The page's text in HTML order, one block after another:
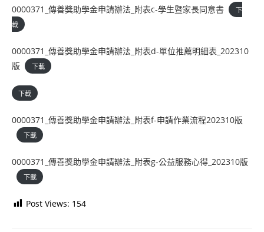
0000371_傳善獎助學金申請辦法_附表c-學生暨家長同意書
下
載
0000371_傳善獎助學金申請辦法_附表d-單位推薦明細表_202310
版
下載
下載
0000371_傳善獎助學金申請辦法_附表f-申請作業流程202310版
下載
0000371_傳善獎助學金申請辦法_附表g-公益服務心得_202310版
下載
Post Views: 154